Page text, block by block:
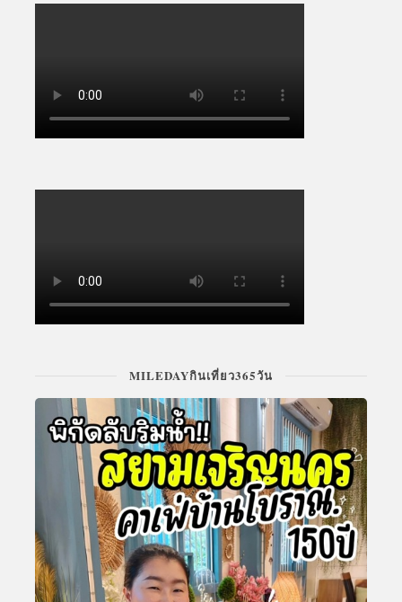
MILEDAYกินเที่ยว365วัน